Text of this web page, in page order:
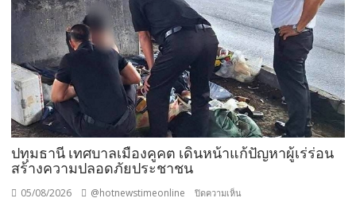
เข้า
ฟรี
สวน
นงนุช
พัทยา
มอบ
ของ
ขวัญ
วัน
ปทุมธานี เทศบาลเมืองคูคต เดินหน้าแก้ปัญหาผู้เร่ร่อน
สร้างความปลอดภัยประชาชน
05/08/2026 @hotnewstimeonline ปิดความเห็น